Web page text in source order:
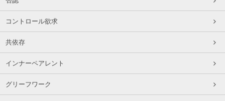
コントロール欲求
共依存
インナーペアレント
グリーフワーク